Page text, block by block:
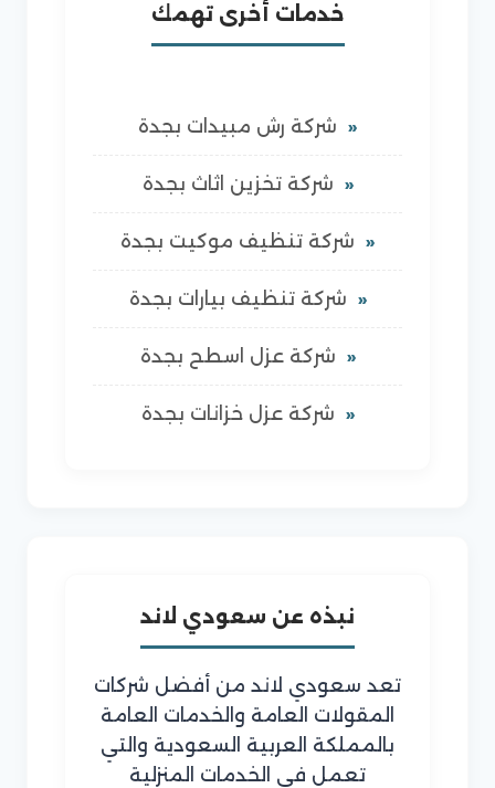
خدمات أخرى تهمك
شركة رش مبيدات بجدة
شركة تخزين اثاث بجدة
شركة تنظيف موكيت بجدة
شركة تنظيف بيارات بجدة
شركة عزل اسطح بجدة
شركة عزل خزانات بجدة
نبذه عن سعودي لاند
تعد سعودي لاند من أفضل شركات
المقولات العامة والخدمات العامة
بالمملكة العربية السعودية والتي
تعمل في الخدمات المنزلية